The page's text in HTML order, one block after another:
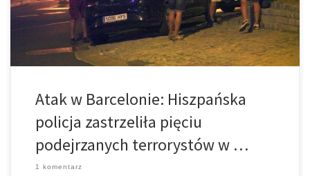
cywilów – dwóch poważnie – i policjanta. Policja hiszpańskiego
[…]
Atak w Barcelonie: Hiszpańska
policja zastrzeliła pięciu
podejrzanych terrorystów w …
1 komentarz